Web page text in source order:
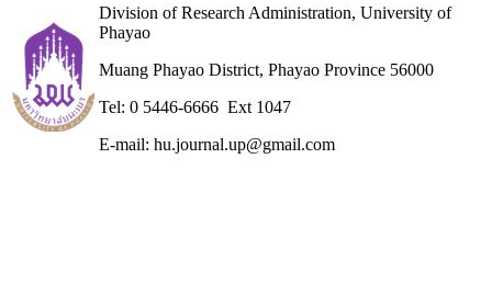
Division of Research Administration, University of
Phayao
Muang Phayao District, Phayao Province 56000
Tel: 0 5446-6666 Ext 1047
E-mail: hu.journal.up@gmail.com